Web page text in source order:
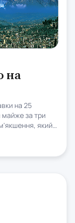
на
на 25
майже за три
який
оновлених